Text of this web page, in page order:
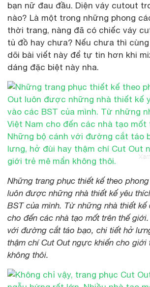
bạn nữ đau đầu. Diện váy cutout
nào? Là một trong những phong
thời trang, nàng đã có chiếc váy
tủ đồ hay chưa? Nếu chưa thì
dõi bài viết này để tự tin hơn khi
dáng đặc biệt này nha.
Những trang phục thiết kế theo
luôn được những nhà thiết kế yêu
BST của mình. Từ những nhà thiết kế
cho đến các nhà tạo mốt trên thế
với đường cắt táo bạo, chi tiết hở
thậm chí Cut Out ngực khiến cho giới
không thôi.